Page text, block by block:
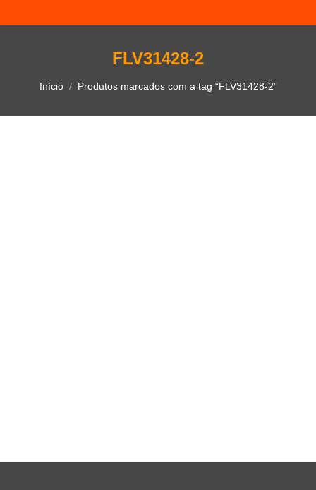
FLV31428-2
Você está aqui:
Início Produtos marcados com a tag “FLV31428-2”